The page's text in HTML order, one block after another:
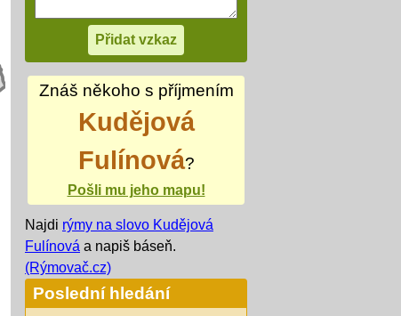
Znáš někoho s příjmením
Kudějová
Fulínová?
Pošli mu jeho mapu!
Najdi rýmy na slovo Kudějová
Fulínová a napiš báseň.
(Rýmovač.cz)
Poslední hledání